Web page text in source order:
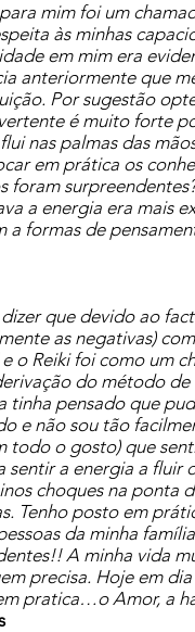
para mim foi um
às minhas
em mim era
anteriormente que
Por sugestão
é muito forte
nas palmas das
em prática os
foram
a energia era mais
a formas de
que devido ao
as negativas)
o Reiki foi como um
do método
tinha pensado que
e não sou tão
todo o gosto) que
sentir a energia a fluir
choques na ponta
Tenho posto em
da minha
A minha vida
precisa. Hoje em
pratica…o Amor, a